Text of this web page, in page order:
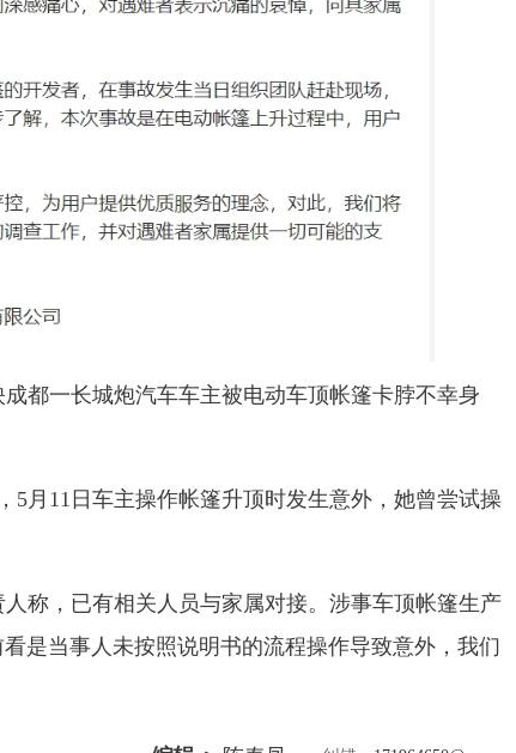
都一长城炮汽车车主被电动车顶帐篷卡脖不幸身
5月11日车主操作帐篷升顶时发生意外，她曾尝试操
称，已有相关人员与家属对接。涉事车顶帐篷生产
是当事人未按照说明书的流程操作导致意外，我们